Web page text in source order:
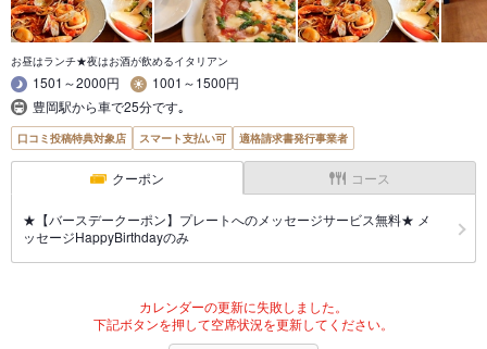
お昼はランチ★夜はお酒が飲めるイタリアン
1501～2000円
1001～1500円
豊岡駅から車で25分です｡
口コミ投稿特典対象店 スマート支払い可 適格請求書発行事業者
クーポン コース
★【バースデークーポン】プレートへのメッセージサービス無料★ メ
ッセージHappyBirthdayのみ
カレンダーの更新に失敗しました。
下記ボタンを押して空席状況を更新してください。